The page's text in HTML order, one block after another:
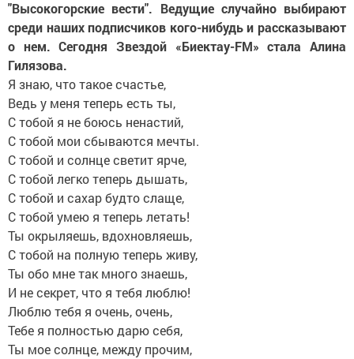
"Высокогорские вести". Ведущие случайно выбирают
среди наших подписчиков кого-нибудь и рассказывают
о нем. Сегодня Звездой «Биектау-FM» стала Алина
Гилязова.
Я знаю, что такое счастье,
Ведь у меня теперь есть ты,
С тобой я не боюсь ненастий,
С тобой мои сбываются мечты.
С тобой и солнце светит ярче,
С тобой легко теперь дышать,
С тобой и сахар будто слаще,
С тобой умею я теперь летать!
Ты окрыляешь, вдохновляешь,
С тобой на полную теперь живу,
Ты обо мне так много знаешь,
И не секрет, что я тебя люблю!
Люблю тебя я очень, очень,
Тебе я полностью дарю себя,
Ты мое солнце, между прочим,